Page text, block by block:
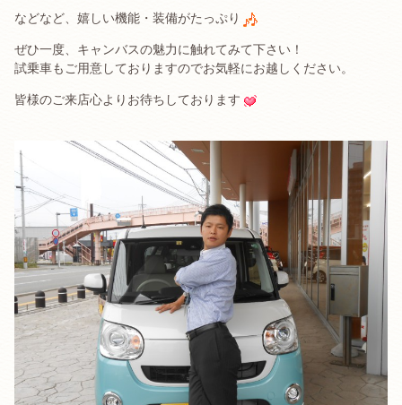
などなど、嬉しい機能・装備がたっぷり
ぜひ一度、キャンバスの魅力に触れてみて下さい！
試乗車もご用意しておりますのでお気軽にお越しください。
皆様のご来店心よりお待ちしております